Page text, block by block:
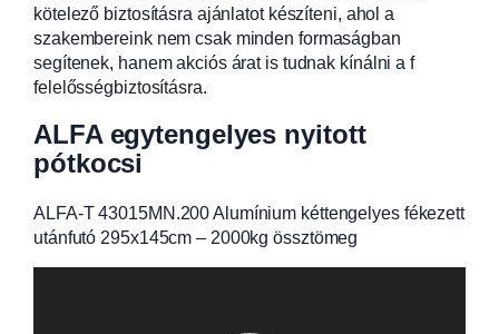
kötelező biztosításra ajánlatot készíteni, ahol a
szakembereink nem csak minden formaságban
segítenek, hanem akciós árat is tudnak kínálni a f
felelősségbiztosításra.
ALFA egytengelyes nyitott
pótkocsi
ALFA-T 43015MN.200 Alumínium kéttengelyes fékezett
utánfutó 295x145cm – 2000kg össztömeg